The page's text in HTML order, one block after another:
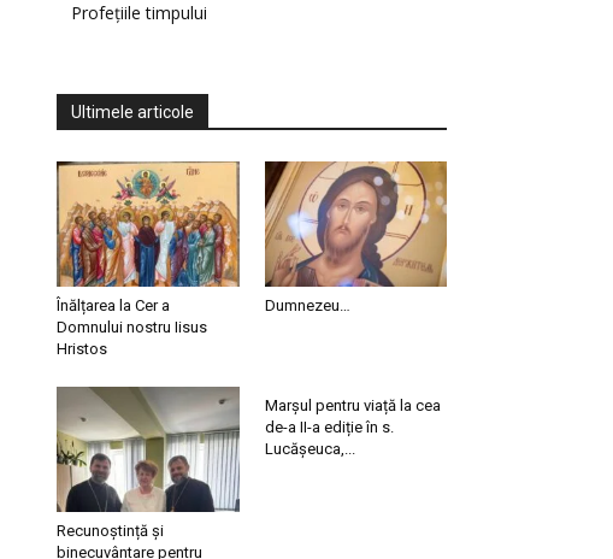
Profețiile timpului
Ultimele articole
Înălțarea la Cer a
Domnului nostru Iisus
Hristos
Dumnezeu…
Recunoștință și
binecuvântare pentru
Marșul pentru viață la cea
de-a II-a ediție în s.
Lucășeuca,...